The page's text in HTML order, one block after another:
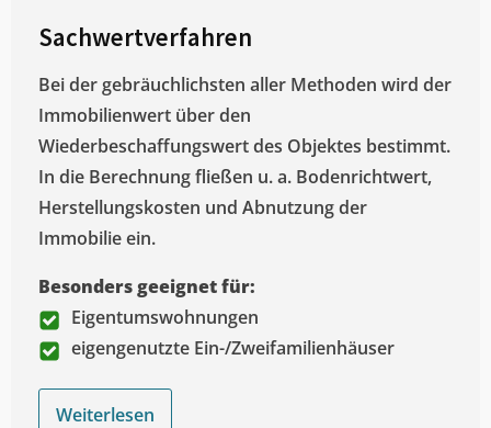
Sachwertverfahren
Bei der gebräuchlichsten aller Methoden wird der
Immobilienwert über den
Wiederbeschaffungswert des Objektes bestimmt.
In die Berechnung fließen u. a. Bodenrichtwert,
Herstellungskosten und Abnutzung der
Immobilie ein.
Besonders geeignet für:
Eigentumswohnungen
eigengenutzte Ein-/Zweifamilienhäuser
Weiterlesen